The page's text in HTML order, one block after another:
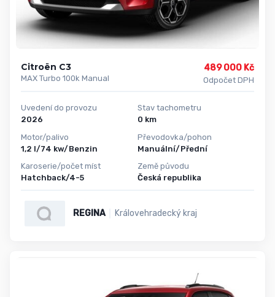
Citroën C3
MAX Turbo 100k Manual
489 000 Kč
Odpočet DPH
Uvedení do provozu
2026
Motor/palivo
1,2 l/74 kw/Benzin
Karoserie/počet míst
Hatchback/4-5
Stav tachometru
0 km
Převodovka/pohon
Manuální/Přední
Země původu
Česká republika
REGINA Královehradecký kraj